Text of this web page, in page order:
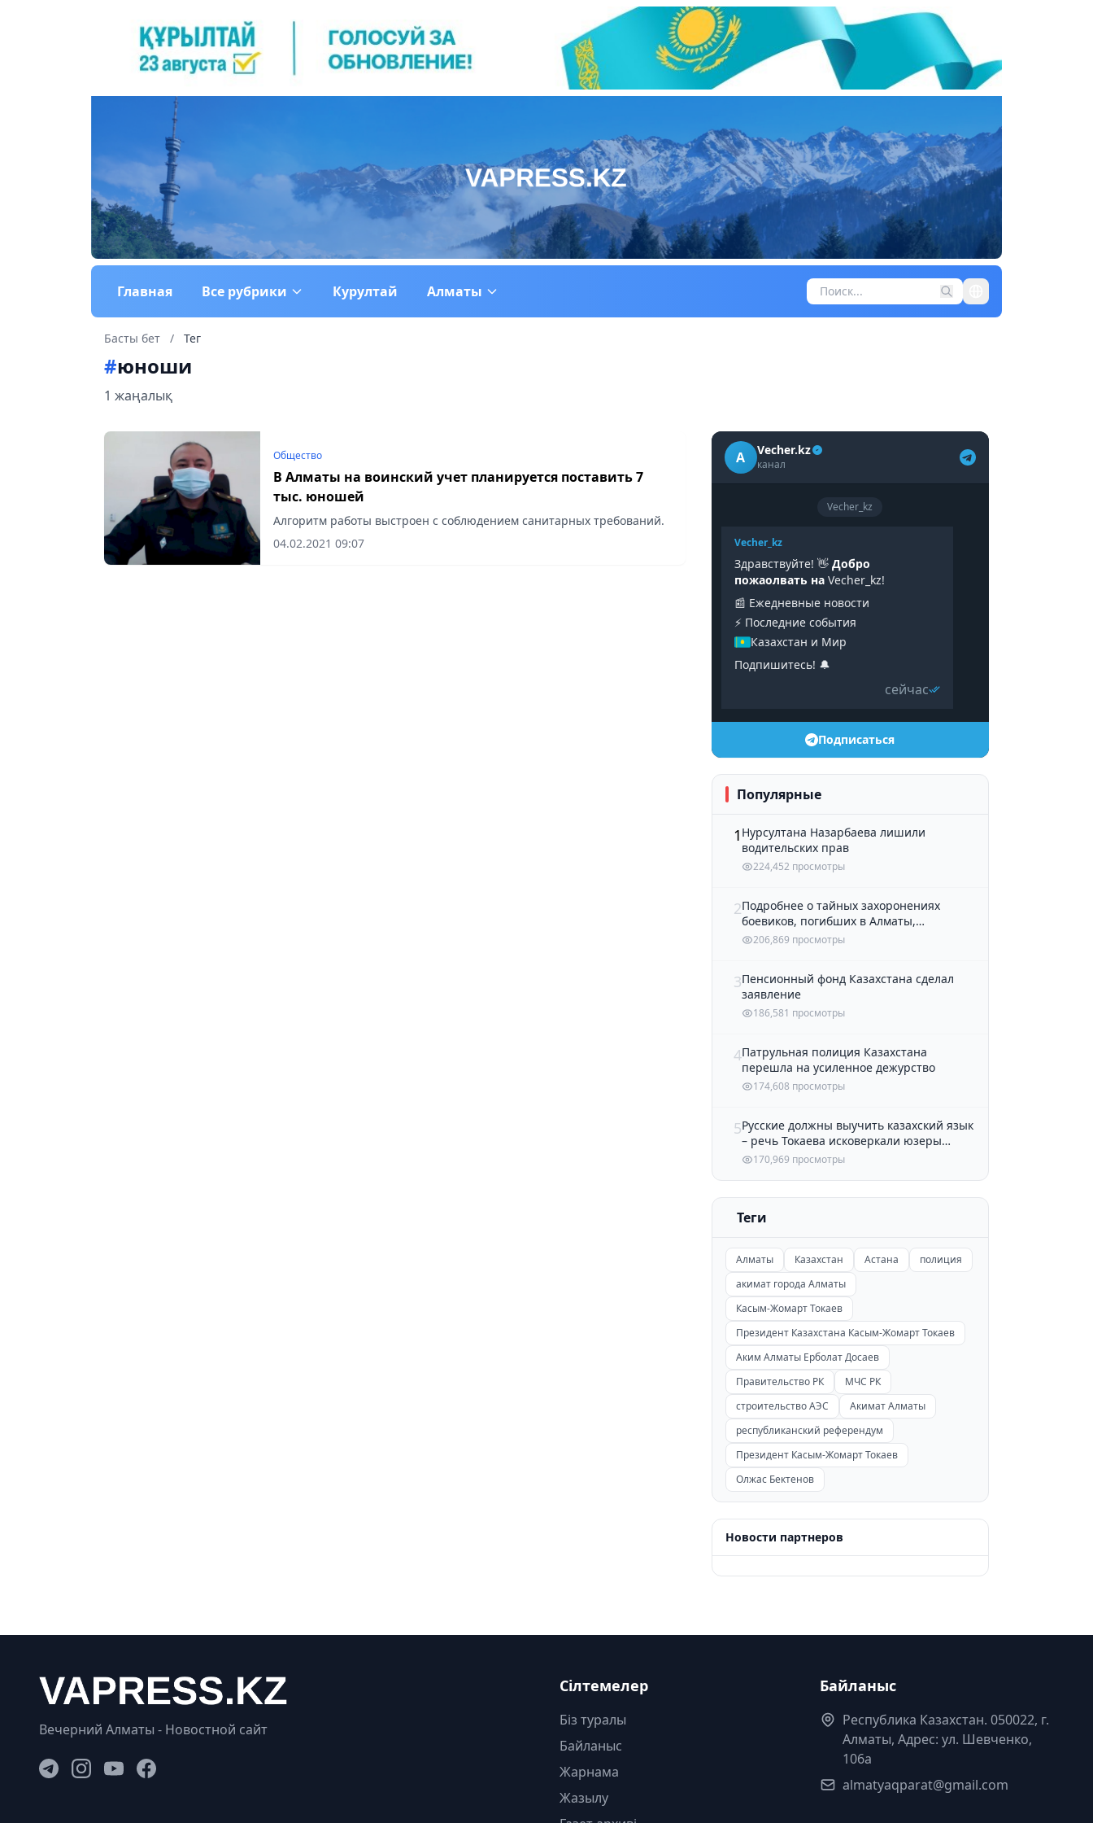
Главная Все рубрики Курултай Алматы
Басты бет / Тег
#юноши
1 жаңалық
Общество
В Алматы на воинский учет планируется поставить 7
тыс. юношей
Алгоритм работы выстроен с соблюдением санитарных требований.
04.02.2021 09:07
A Vecher.kz
канал
Vecher_kz
Vecher_kz
Здравствуйте! 👋 Добро
пожаолвать наVecher_kz!
📰 Ежедневные новости
⚡️ Последние события
Казахстан и Мир
Подпишитесь! 🔔
сейчас
Подписаться
Популярные
1 Нурсултана Назарбаева лишили
водительских прав
224,452 просмотры
2Подробнее о тайных захоронениях
боевиков, погибших в Алматы,
рассказали в полиции
206,869 просмотры
3Пенсионный фонд Казахстана сделал
заявление
186,581 просмотры
4Патрульная полиция Казахстана
перешла на усиленное дежурство
174,608 просмотры
5Русские должны выучить казахский язык
– речь Токаева исковеркали юзеры
Казнета
170,969 просмотры
Теги
Алматы Казахстан Астана
полиция
акимат города Алматы
Касым-Жомарт Токаев
Президент Казахстана Касым-Жомарт Токаев
Аким Алматы Ерболат Досаев
Правительство РК
МЧС РК
строительство АЭС
Акимат Алматы
республиканский референдум
Президент Касым-Жомарт Токаев
Олжас Бектенов
Новости партнеров
Вечерний Алматы - Новостной сайт
Сілтемелер
Біз туралы
Байланыс
Жарнама
Жазылу
Байланыс
Республика Казахстан. 050022, г.
Алматы, Адрес: ул. Шевченко,
106а
almatyaqparat@gmail.com